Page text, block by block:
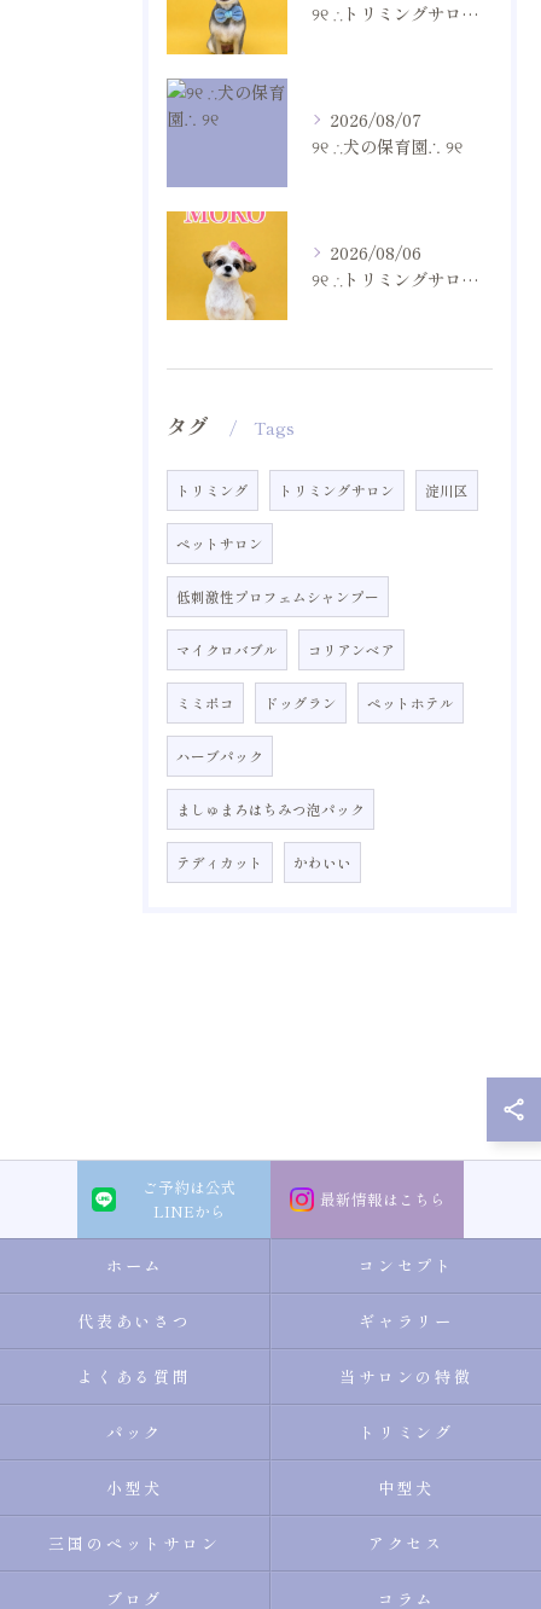
୨୧ ∴トリミングサロン∴ ୨୧
2026/08/07
୨୧ ∴犬の保育園∴ ୨୧
2026/08/06
୨୧ ∴トリミングサロン∴ ୨୧
タグ Tags
トリミング トリミングサロン 淀川区
ペットサロン
低刺激性プロフェムシャンプー
マイクロバブル コリアンベア
ミミポコ ドッグラン ペットホテル
ハーブパック
ましゅまろはちみつ泡パック
テディカット かわいい
ご予約は公式
LINEから
最新情報はこちら
ホーム コンセプト
代表あいさつ ギャラリー
よくある質問 当サロンの特徴
パック トリミング
小型犬 中型犬
三国のペットサロン アクセス
ブログ コラム